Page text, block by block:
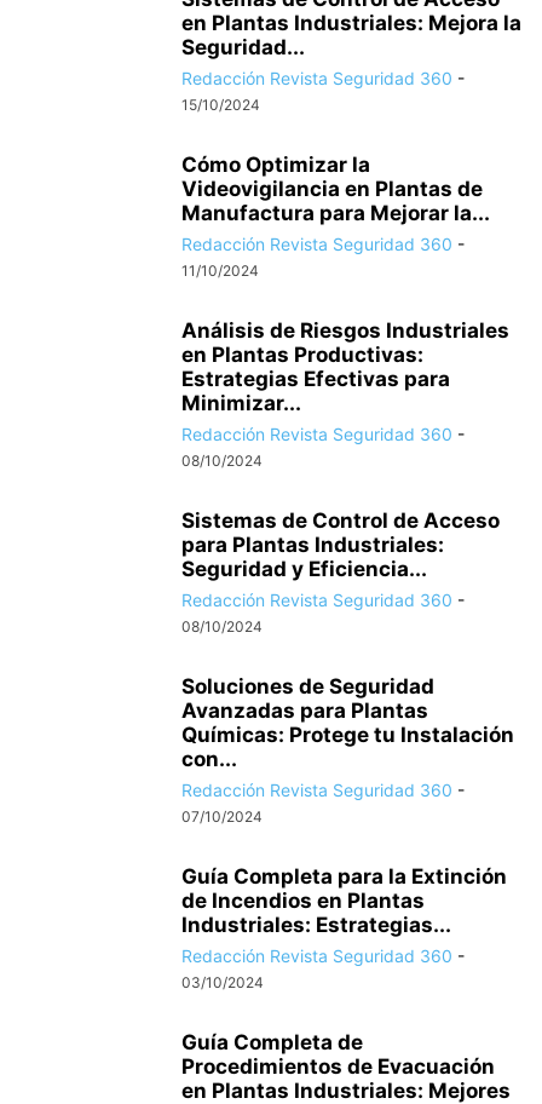
en Plantas Industriales: Mejora la
Seguridad...
Redacción Revista Seguridad 360 -
15/10/2024
Cómo Optimizar la
Videovigilancia en Plantas de
Manufactura para Mejorar la...
Redacción Revista Seguridad 360 -
11/10/2024
Análisis de Riesgos Industriales
en Plantas Productivas:
Estrategias Efectivas para
Minimizar...
Redacción Revista Seguridad 360 -
08/10/2024
Sistemas de Control de Acceso
para Plantas Industriales:
Seguridad y Eficiencia...
Redacción Revista Seguridad 360 -
08/10/2024
Soluciones de Seguridad
Avanzadas para Plantas
Químicas: Protege tu Instalación
con...
Redacción Revista Seguridad 360 -
07/10/2024
Guía Completa para la Extinción
de Incendios en Plantas
Industriales: Estrategias...
Redacción Revista Seguridad 360 -
03/10/2024
Guía Completa de
Procedimientos de Evacuación
en Plantas Industriales: Mejores